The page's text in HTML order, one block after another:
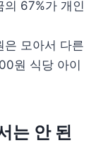
의 67%가 개인
모아서 다른
원 식당 아이
는 안 된